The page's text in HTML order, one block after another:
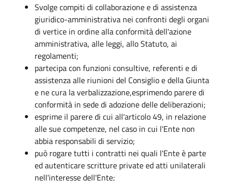
Svolge compiti di collaborazione e di assistenza
giuridico-amministrativa nei confronti degli organi
di vertice in ordine alla conformità dell'azione
amministrativa, alle leggi, allo Statuto, ai
regolamenti;
partecipa con funzioni consultive, referenti e di
assistenza alle riunioni del Consiglio e della Giunta
e ne cura la verbalizzazione,esprimendo parere di
conformità in sede di adozione delle deliberazioni;
esprime il parere di cui all'articolo 49, in relazione
alle sue competenze, nel caso in cui l'Ente non
abbia responsabili di servizio;
può rogare tutti i contratti nei quali l'Ente è parte
ed autenticare scritture private ed atti unilaterali
nell'interesse dell'Ente;